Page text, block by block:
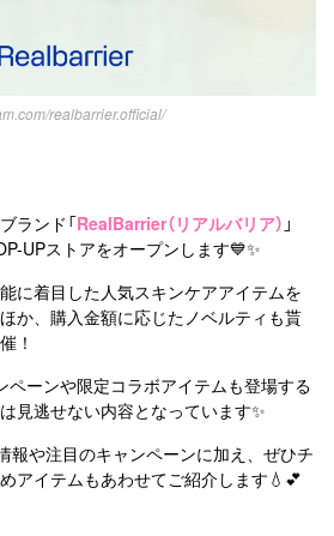
realbarrier.official/
ランド「RealBarrier（リアルバリア） 」
UPストアをオープンします💙✨
に着目した人気スキンケアアイテムを
か、購入金額に応じたノベルティも貰
！
ペーンや限定コラボアイテムも登場する
見逃せない内容となっています✨
報や注目のキャンペーンに加え、ぜひチ
アイテムもあわせてご紹介します💧💕